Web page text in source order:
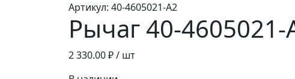
Артикул: 40-4605021-А2
Рычаг 40-
2 330.00₽ / шт